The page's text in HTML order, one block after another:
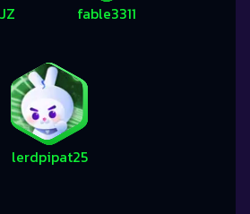
fable3311
lerdpipat25